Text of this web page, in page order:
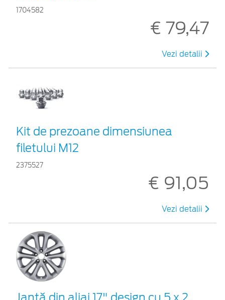
1704582
€ 79,47
Vezi detalii
Kit de prezoane dimensiunea
filetului M12
2375527
€ 91,05
Vezi detalii
Jantă din aliaj 17" design cu 5 x 2